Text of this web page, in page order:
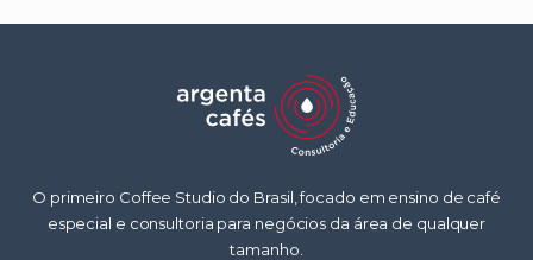
O primeiro Coffee Studio do Brasil, focado em ensino de café
especial e consultoria para negócios da área de qualquer
tamanho.